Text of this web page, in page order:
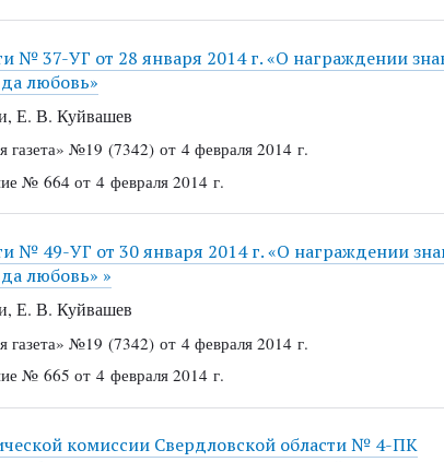
№ 37-УГ от 28 января 2014 г. «О награждении
любовь»
Е. В. Куйвашев
газета» №19 (7342) от 4 февраля 2014 г.
№ 664 от 4 февраля 2014 г.
№ 49-УГ от 30 января 2014 г. «О награждении
любовь» »
Е. В. Куйвашев
газета» №19 (7342) от 4 февраля 2014 г.
№ 665 от 4 февраля 2014 г.
комиссии Свердловской области № 4-ПК